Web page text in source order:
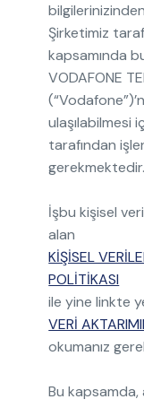
Şirketimiz
kapsamında
VODAFONE
ulaşılabilmesi
tarafından
gerekmektedir.
İşbu kişisel
alan
KİŞİSEL
POLİTİKASI
ile yine linkte
VERİ
okumanız
Bu kapsamda,